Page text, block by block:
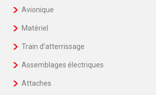
Avionique
Matériel
Train d’atterrissage
Assemblages électriques
Attaches